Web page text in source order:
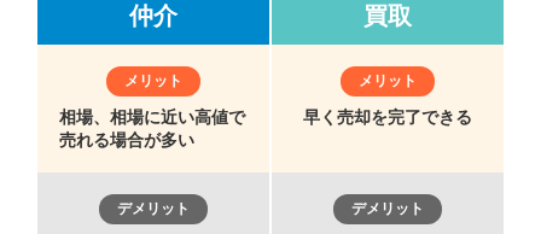
仲介 買取
メリット
相場、相場に近い高値で
売れる場合が多い
メリット
早く売却を完了できる
デメリット デメリット